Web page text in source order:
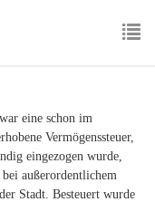
eine schon im
Vermögenssteuer,
eingezogen wurde,
außerordentlichem
Stadt. Besteuert wurde